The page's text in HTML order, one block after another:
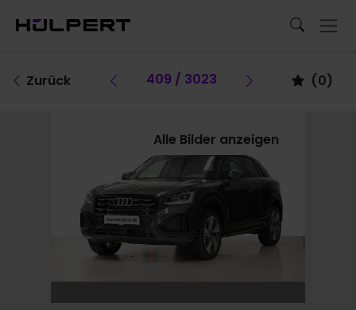
Zurück Vorheriges Fahrzeug
409 / 3023 Vorheriges
(0)
Alle Bilder anzeigen